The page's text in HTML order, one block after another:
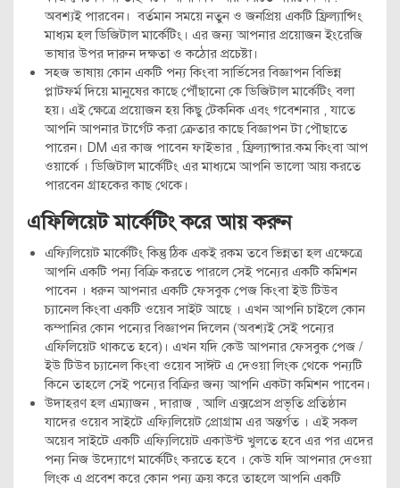
অবশ্যই পারবেন। বর্তমান সময়ে নতুন ও জনপ্রিয় একটি ফ্রিল্যান্সিং
মাধ্যম হল ডিজিটাল মার্কেটিং। এর জন্য আপনার প্রয়োজন ইংরেজি
ভাষার উপর দারুন দক্ষতা ও কঠোর প্রচেষ্টা।
সহজ ভাষায় কোন একটি পন্য কিংবা সার্ভিসের বিজ্ঞাপন বিভিন্ন
প্লাটফর্ম দিয়ে মানুষের কাছে পৌঁছানো কে ডিজিটাল মার্কেটিং বলা
হয়। এই ক্ষেত্রে প্রয়োজন হয় কিছু টেকনিক এবং গবেশনার , যাতে
আপনি আপনার টার্গেট করা ক্রেতার কাছে বিজ্ঞাপন টা পৌছাতে
পারেন। DM এর কাজ পাবেন ফাইভার , ফ্রিল্যান্সার.কম কিংবা আপ
ওয়ার্কে । ডিজিটাল মার্কেটিং এর মাধ্যমে আপনি ভালো আয় করতে
পারবেন গ্রাহকের কাছ থেকে।
এফিলিয়েট মার্কেটিং করে আয় করুন
এফ্যিলিয়েট মার্কেটিং কিন্তু ঠিক একই রকম তবে ভিন্নতা হল এক্ষেত্রে
আপনি একটি পন্য বিক্রি করতে পারলে সেই পন্যের একটি কমিশন
পাবেন । ধরুন আপনার একটি ফেসবুক পেজ কিংবা ইউ টিউব
চ্যানেল কিংবা একটি ওয়েব সাইট আছে । এখন আপনি চাইলে কোন
কম্পানির কোন পন্যের বিজ্ঞাপন দিলেন (অবশ্যই সেই পন্যের
এফিলিয়েট থাকতে হবে)। এখন যদি কেউ আপনার ফেসবুক পেজ /
ইউ টিউব চ্যানেল কিংবা ওয়েব সাঈট এ দেওয়া লিংক থেকে পন্যটি
কিনে তাহলে সেই পন্যের বিক্রির জন্য আপনি একটা কমিশন পাবেন।
উদাহরণ হল এম্যাজন , দারাজ , আলি এক্সপ্রেস প্রভৃতি প্রতিষ্ঠান
যাদের ওয়েব সাইটে এফ্যিলিয়েট প্রোগ্রাম এর অন্তর্গত । এই সকল
অয়েব সাইটে একটি এফ্যিলিয়েট একাউন্ট খুলতে হবে এর পর এদের
পন্য নিজ উদ্যোগে মার্কেটিং করতে হবে । কেউ যদি আপনার দেওয়া
লিংক এ প্রবেশ করে কোন পন্য ক্রয় করে তাহলে আপনি একটি